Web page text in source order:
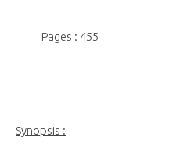
Pages : 455
Synopsis :